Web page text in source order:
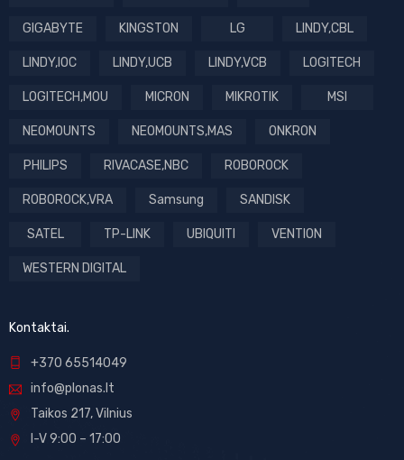
GIGABYTE KINGSTON LG LINDY,CBL
LINDY,IOC LINDY,UCB LINDY,VCB LOGITECH
LOGITECH,MOU MICRON MIKROTIK MSI
NEOMOUNTS NEOMOUNTS,MAS ONKRON
PHILIPS RIVACASE,NBC ROBOROCK
ROBOROCK,VRA Samsung SANDISK
SATEL TP-LINK UBIQUITI VENTION
WESTERN DIGITAL
Kontaktai.
+370 65514049
info@plonas.lt
Taikos 217, Vilnius
I-V 9:00 – 17:00